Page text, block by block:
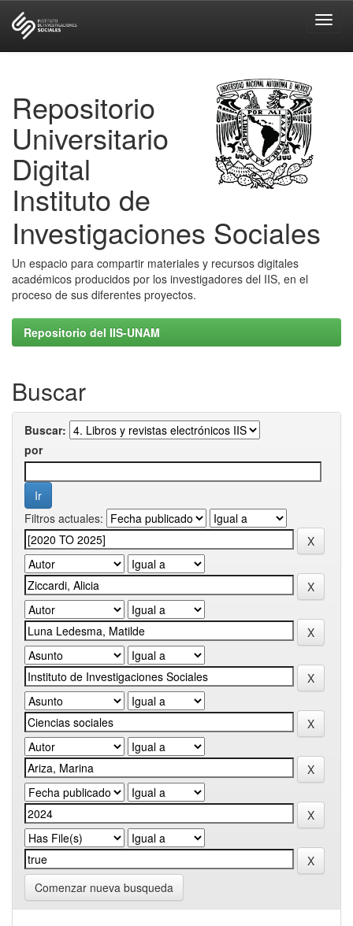
Repositorio
Universitario
Digital
Instituto de
Investigaciones Sociales
Un espacio para compartir materiales y recursos digitales
académicos producidos por los investigadores del IIS, en el
proceso de sus diferentes proyectos.
Repositorio del IIS-UNAM
Buscar
Buscar:
por
Filtros actuales:
Comenzar nueva busqueda